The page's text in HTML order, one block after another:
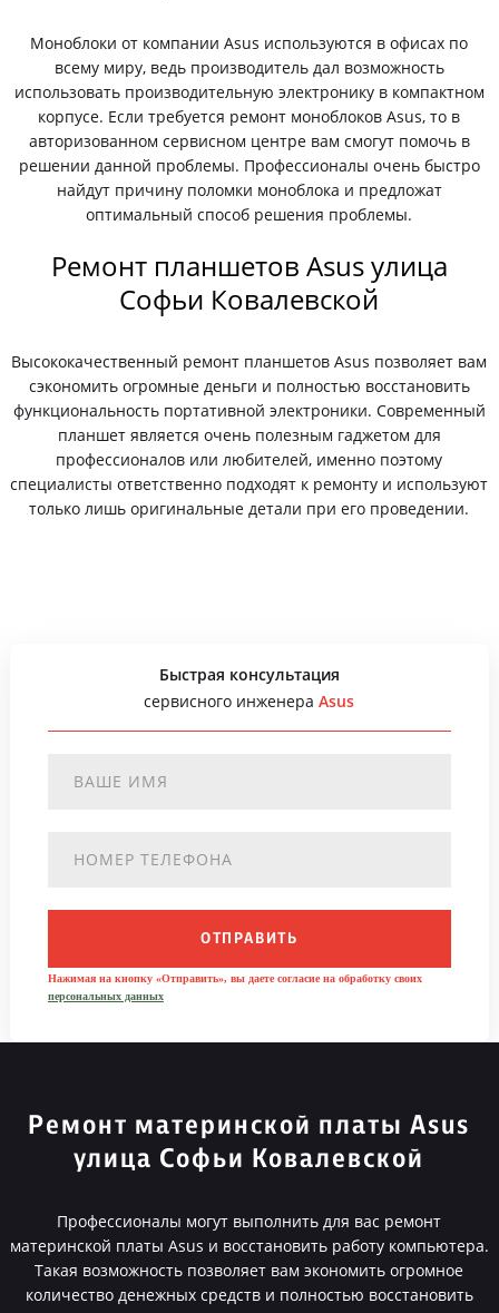
Моноблоки от компании Asus используются в офисах по
всему миру, ведь производитель дал возможность
использовать производительную электронику в компактном
корпусе. Если требуется ремонт моноблоков Asus, то в
авторизованном сервисном центре вам смогут помочь в
решении данной проблемы. Профессионалы очень быстро
найдут причину поломки моноблока и предложат
оптимальный способ решения проблемы.
Ремонт планшетов Asus улица
Софьи Ковалевской
Высококачественный ремонт планшетов Asus позволяет вам
сэкономить огромные деньги и полностью восстановить
функциональность портативной электроники. Современный
планшет является очень полезным гаджетом для
профессионалов или любителей, именно поэтому
специалисты ответственно подходят к ремонту и используют
только лишь оригинальные детали при его проведении.
Быстрая консультация
сервисного инженераAsus
ОТПРАВИТЬ
Нажимая на кнопку «Отправить», вы даете согласие на обработку своих
персональных данных
Ремонт материнской платы Asus
улица Софьи Ковалевской
Профессионалы могут выполнить для вас ремонт
материнской платы Asus и восстановить работу компьютера.
Такая возможность позволяет вам экономить огромное
количество денежных средств и полностью восстановить